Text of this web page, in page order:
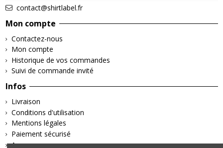
contact@shirtlabel.fr
Mon compte
Contactez-nous
Mon compte
Historique de vos commandes
Suivi de commande invité
Infos
Livraison
Conditions d'utilisation
Mentions légales
Paiement sécurisé
A propos